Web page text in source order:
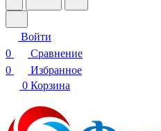
Войти
0
Сравнение
0
Избранное
0 Корзина